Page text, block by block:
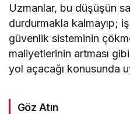
Uzmanlar, bu düşüşün
durdurmakla kalmayıp;
güvenlik sisteminin
maliyetlerinin artması
yol açacağı konusunda
Göz Atın